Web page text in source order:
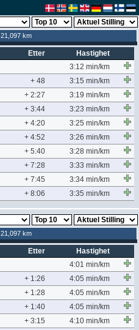
21,097 km
Etter
Hastighet
3:12 min/km
+ 48
3:15 min/km
+ 2:27
3:19 min/km
+ 3:44
3:23 min/km
+ 4:20
3:25 min/km
+ 4:52
3:26 min/km
+ 5:40
3:28 min/km
+ 7:28
3:33 min/km
+ 7:45
3:34 min/km
+ 8:06 3:35 min/km
21,097 km
Etter
Hastighet
4:01 min/km
+ 1:26
4:05 min/km
+ 1:28
4:05 min/km
+ 1:40
4:05 min/km
+ 3:15
4:10 min/km